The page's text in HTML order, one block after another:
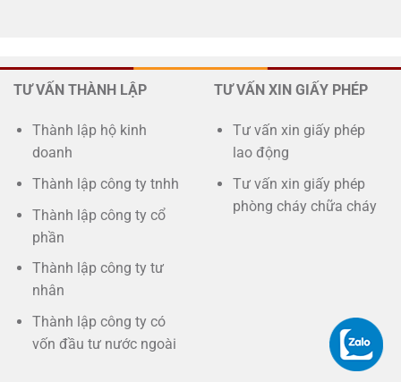
TƯ VẤN THÀNH LẬP
Thành lập hộ kinh
doanh
Thành lập công ty tnhh
Thành lập công ty cổ
phần
Thành lập công ty tư
nhân
Thành lập công ty có
vốn đầu tư nước ngoài
TƯ VẤN XIN GIẤY PHÉP
Tư vấn xin giấy phép
lao động
Tư vấn xin giấy phép
phòng cháy chữa cháy